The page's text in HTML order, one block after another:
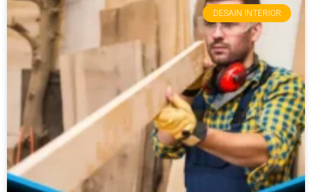
DESAIN INTERIOR